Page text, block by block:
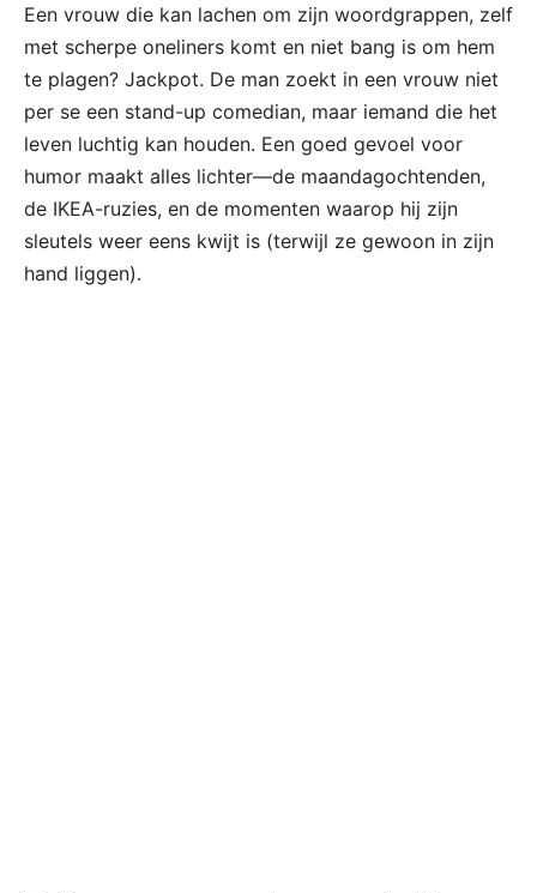
Een vrouw die kan lachen om zijn woordgrappen, zelf
met scherpe oneliners komt en niet bang is om hem
te plagen? Jackpot. De man zoekt in een vrouw niet
per se een stand-up comedian, maar iemand die het
leven luchtig kan houden. Een goed gevoel voor
humor maakt alles lichter—de maandagochtenden,
de IKEA-ruzies, en de momenten waarop hij zijn
sleutels weer eens kwijt is (terwijl ze gewoon in zijn
hand liggen).